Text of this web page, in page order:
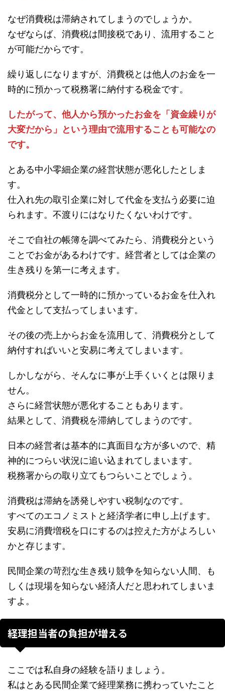
なぜ消費税は滞納されてしまうのでしょうか。
なぜならば、消費税は間接税であり、流用すること
が可能だからです。
繰り返しになりますが、消費税とは他人のお金を一
時的に預かって税務署に納付する税金です。
したがって、他人から預かったお金を「資金繰りが
大変だから」という理由で流用することも可能なの
です。
とある中小零細企業の経営状態が悪化したとしま
す。
仕入れ先の取引企業に対して代金を支払う必要に迫
られます。不渡りにはなりたくないわけです。
そこで自社の帳簿を調べてみたら、消費税分という
ことでお金があるわけです。経営者としては企業の
生き残りを第一に考えます。
消費税分として一時的に預かっているお金を仕入れ
代金として支払ってしまいます。
その後の売上からお金を流用して、消費税分として
納付すればいいと安易に考えてしまいます。
しかしながら、そんなに事が上手くいくとは限りま
せん。
さらに経営状態が悪化することもあります。
結果として、消費税を滞納してしまうのです。
日本の経営者は基本的に真面目な方が多いので、精
神的につらい状況に追い込まれてしまいます。
税務署からの取り立てもつらいことでしょう。
消費税は滞納を誘発しやすい税制なのです。
すべてのエコノミストと経済学者に申し上げます。
安易に消費増税を口にするのは控えた方がよろしい
かと存じます。
民間企業の苛烈な生き残り競争を知らない人間、も
しくは現場を知らない経済人だと思われてしまいま
すよ。
経理担当者の負担が増える
ここでは私自身の経験を語りましょう。
私はとある民間企業で経理業務に携わっていたこと